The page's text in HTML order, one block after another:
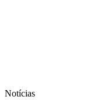
Notícias